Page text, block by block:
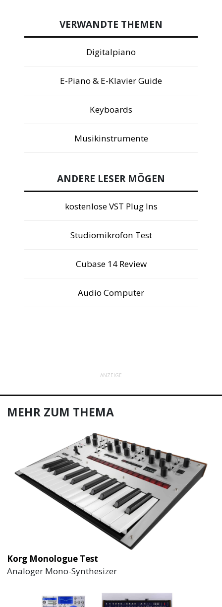
VERWANDTE THEMEN
Digitalpiano
E-Piano & E-Klavier Guide
Keyboards
Musikinstrumente
ANDERE LESER MÖGEN
kostenlose VST Plug Ins
Studiomikrofon Test
Cubase 14 Review
Audio Computer
ANZEIGE
MEHR ZUM THEMA
Korg Monologue Test
Analoger Mono-Synthesizer